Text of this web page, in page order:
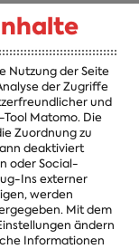
Nutzung der Seite
der Zugriffe
und
Matomo. Die
Zuordnung zu
deaktiviert
oder Social-
Ins externer
werden
Mit dem
ändern
Informationen